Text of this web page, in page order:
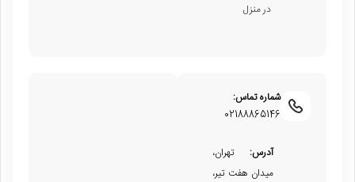
در منزل
شماره تماس:
02188865146
آدرس: تهران،
میدان هفت تیر،